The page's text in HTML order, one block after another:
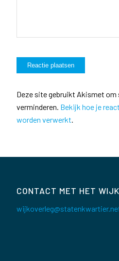
Deze site gebruikt Akismet om
verminderen. Bekijk hoe je
worden verwerkt.
CONTACT MET HET